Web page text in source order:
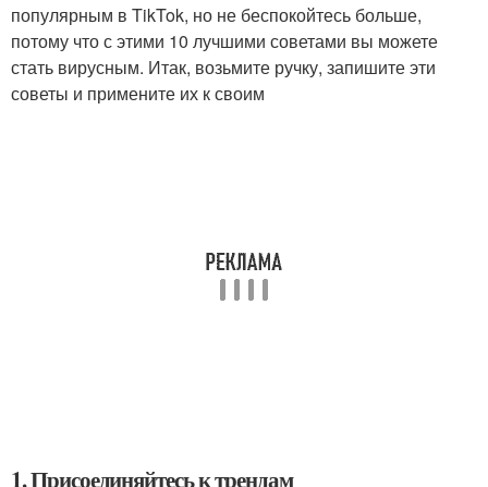
популярным в TikTok, но не беспокойтесь больше,
потому что с этими 10 лучшими советами вы можете
стать вирусным. Итак, возьмите ручку, запишите эти
советы и примените их к своим
1. Присоединяйтесь к трендам